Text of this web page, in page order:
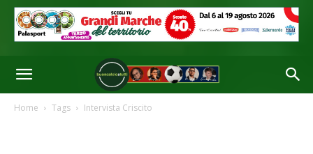
Home Tags Intervista Criscito